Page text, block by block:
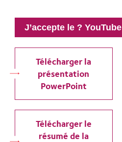
J’accepte le ? YouTube
Télécharger la
présentation
PowerPoint
Télécharger le
résumé de la